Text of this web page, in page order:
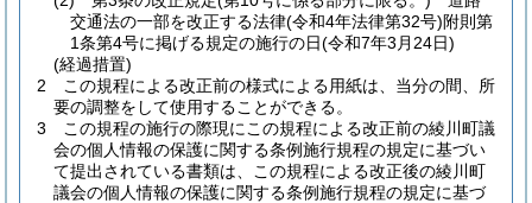
交通法の一部を改正する法律(令和4年法律第32号)附則第
1条第4号に掲げる規定の施行の日(令和7年3月24日)
(経過措置)
2
この規程による改正前の様式による用紙は、当分の間、所
要の調整をして使用することができる。
3
この規程の施行の際現にこの規程による改正前の綾川町議
会の個人情報の保護に関する条例施行規程の規定に基づい
て提出されている書類は、この規程による改正後の綾川町
議会の個人情報の保護に関する条例施行規程の規定に基づ